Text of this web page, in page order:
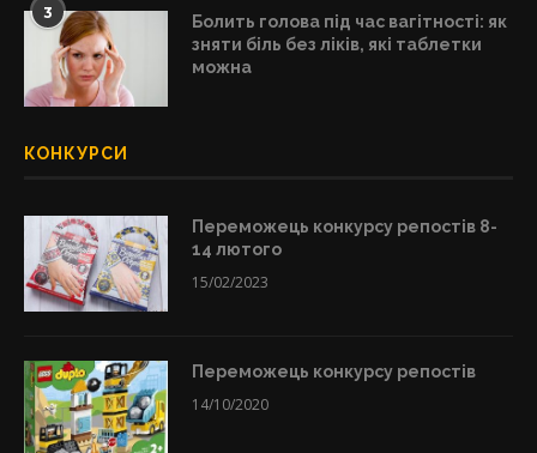
3
Болить голова під час вагітності: як
зняти біль без ліків, які таблетки
можна
КОНКУРСИ
Переможець конкурсу репостів 8-
14 лютого
15/02/2023
Переможець конкурсу репостів
14/10/2020